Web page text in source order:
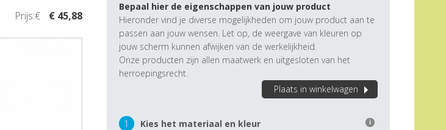
Prijs:€ € 45,88
Bepaal hier de eigenschappen van jouw product
Hieronder vind je diverse mogelijkheden om jouw product aan te
passen aan jouw wensen. Let op, de weergave van kleuren op
jouw scherm kunnen afwijken van de werkelijkheid.
Onze producten zijn allen maatwerk en uitgesloten van het
herroepingsrecht.
Plaats in winkelwagen
1 Kies het materiaal en kleur i